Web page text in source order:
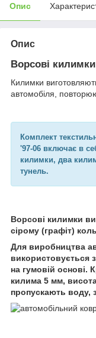
Опис
Опис
Ворсові
Килимки
автомобіля,
Комплект
'97-06 включає в
килимки, два
тунель.
Ворсові килимки
сірому (графіт)
Для виробництва
використовується
на гумовій основі.
килима 5 мм,
пропускають воду,